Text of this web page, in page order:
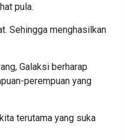
pula.
Sehingga menghasilkan
Galaksi berharap
perempuan yang
terutama yang suka